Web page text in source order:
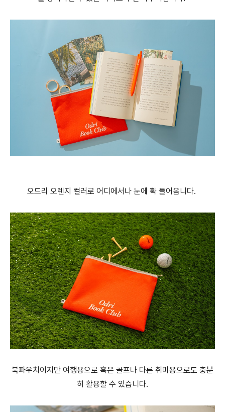
오드리 오렌지 컬러로 어디에서나 눈에 확 들어옵니다.
북파우치이지만 여행용으로 혹은 골프나 다른 취미용으로도 충분
히 활용할 수 있습니다.